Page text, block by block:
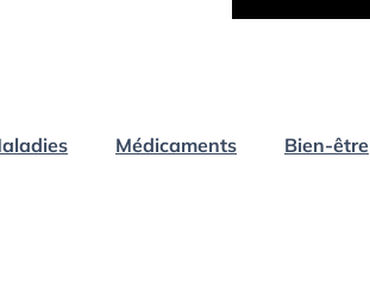
Médicaments Bien-être